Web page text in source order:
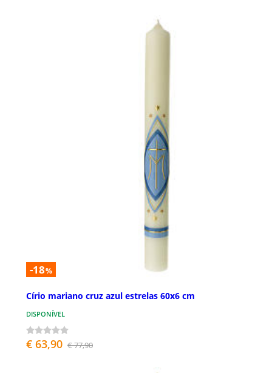
-18%
Círio mariano cruz azul estrelas 60x6 cm
DISPONÍVEL
€ 63,90 € 77,90